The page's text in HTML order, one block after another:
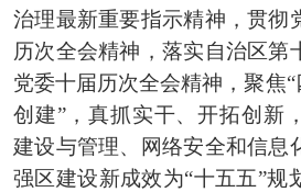
治理最新重要指示精神，贯彻
历次全会精神，落实自治区第
党委十届历次全会精神，聚焦“
创建”，真抓实干、开拓创新
建设与管理、网络安全和信息
强区建设新成效为“十五五”规